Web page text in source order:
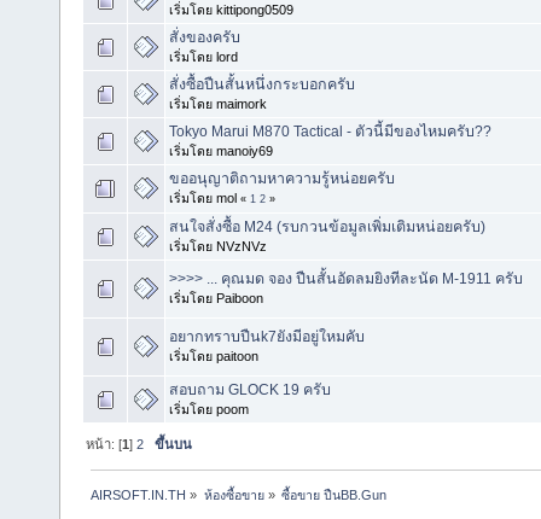
เริ่มโดย kittipong0509
สั่งของครับ
เริ่มโดย lord
สั่งซื้อปืนสั้นหนึ่งกระบอกครับ
เริ่มโดย maimork
Tokyo Marui M870 Tactical - ตัวนี้มีของไหมครับ??
เริ่มโดย manoiy69
ขออนุญาติถามหาความรู้หน่อยครับ
เริ่มโดย mol « 1 2 »
สนใจสั่งซื้อ M24 (รบกวนข้อมูลเพิ่มเติมหน่อยครับ)
เริ่มโดย NVzNVz
>>>> ... คุณมด จอง ปืนสั้นอัดลมยิงทีละนัด M-1911 ครับ
เริ่มโดย Paiboon
อยากทราบปืนk7ยังมีอยู่ใหมคับ
เริ่มโดย paitoon
สอบถาม GLOCK 19 ครับ
เริ่มโดย poom
หน้า: [1]2 ขึ้นบน
AIRSOFT.IN.TH » ห้องซื้อขาย» ซื้อขาย ปืนBB.Gun